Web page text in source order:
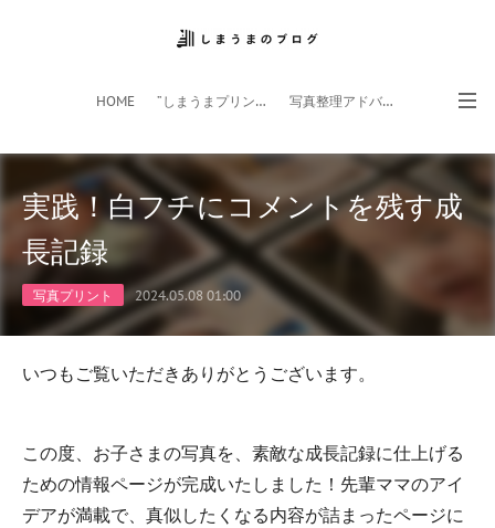
HOME ”しまうまプリント”サイト 写真整理アドバイザー
フォトライフ応援団 スマホアプリ
実践！白フチにコメントを残す成
長記録
写真プリント 2024.05.08 01:00
いつもご覧いただきありがとうございます。
この度、お子さまの写真を、素敵な成長記録に仕上げる
ための情報ページが完成いたしました！先輩ママのアイ
デアが満載で、真似したくなる内容が詰まったページに